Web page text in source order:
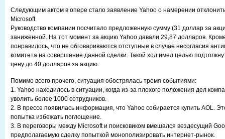
Следующим актом в опере стало заявление Yahoo о намерении
Microsoft.
Руководство компании посчитало предложенную сумму (31 доллар за
заниженной. На тот момент за акцию Yahoo давали 29,87 долларов.
понравилось, что не обговариваются отступные в случае несогласия
комитета на совершение данной сделки. Такой ход имел целью
цену до 40 долларов за акцию.
Помимо всего прочего, ситуация обострялась тремя событиями:
1. Yahoo находилось в ситуации, когда из-за плохого положения дел
уволить более 1000 сотрудников.
2. В прессе появилась информация, что Yahoo собирается купить AOL.
попытка избежать поглощение.
3. В переговоры между Microsoft и поисковиком вмешался вездесущий
предполагаемую сделку попыткой монополизировать интернет-рынок.